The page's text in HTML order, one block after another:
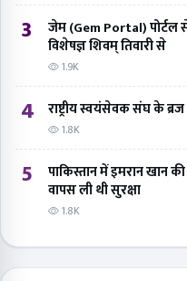
3
जेम (Gem Portal)
विशेषज्ञ शिवम् तिवारी से
1.9K
4 राष्ट्रीय स्वयंसेवक संघ के
1.8K
5
पाकिस्तान में इमरान खान
वापस ली थी सुरक्षा
1.8K